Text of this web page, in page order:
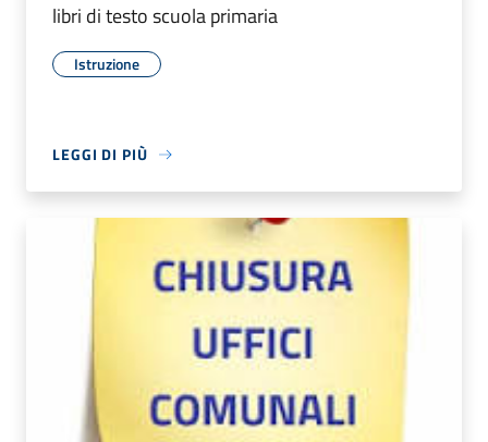
libri di testo scuola primaria
Istruzione
LEGGI DI PIÙ